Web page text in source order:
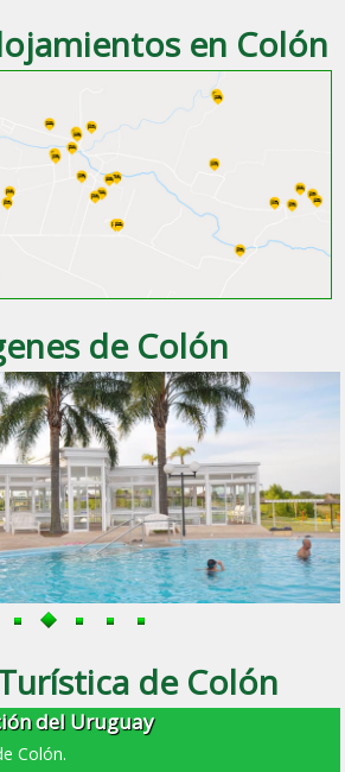
en Colón
de Colón
de Colón
del Uruguay
Colón.